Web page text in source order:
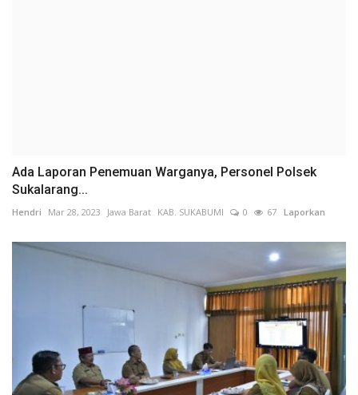
Ada Laporan Penemuan Warganya, Personel Polsek
Sukalarang...
Hendri Mar 28, 2023 Jawa Barat KAB. SUKABUMI 0 67 Laporkan